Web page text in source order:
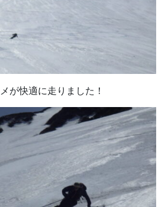
が快適に走りました！